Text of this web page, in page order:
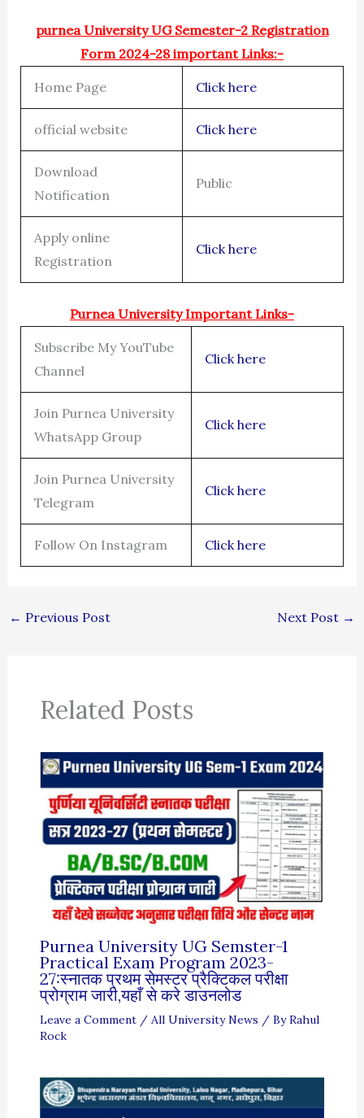
purnea University UG Semester-2 Registration
Form 2024-28 important Links:-
Home Page Click here
official website Click here
Download
Notification
Public
Apply online
Registration
Click here
Purnea University Important Links-
Subscribe My YouTube
Channel
Click here
Join Purnea University
WhatsApp Group
Click here
Join Purnea University
Telegram
Click here
Follow On Instagram Click here
← Previous Post Next Post →
Related Posts
Purnea University UG Semster-1
Practical Exam Program 2023-
27:स्नातक प्रथम सेमस्टर प्रैक्टिकल परीक्षा
प्रोग्राम जारी,यहाँ से करे डाउनलोड
Leave a Comment / All University News / ByRahul
Rock